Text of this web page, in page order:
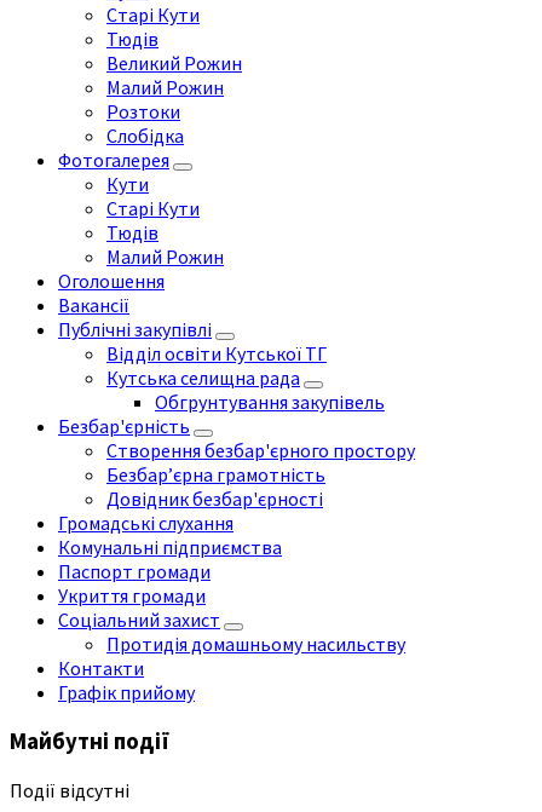
Старі Кути
Тюдів
Великий Рожин
Малий Рожин
Розтоки
Слобідка
Фотогалерея
Кути
Старі Кути
Тюдів
Малий Рожин
Оголошення
Вакансії
Публічні закупівлі
Відділ освіти Кутської ТГ
Кутська селищна рада
Обгрунтування закупівель
Безбар'єрність
Створення безбар'єрного простору
Безбар’єрна грамотність
Довідник безбар'єрності
Громадські слухання
Комунальні підприємства
Паспорт громади
Укриття громади
Соціальний захист
Протидія домашньому насильству
Контакти
Графік прийому
Майбутні події
Події відсутні